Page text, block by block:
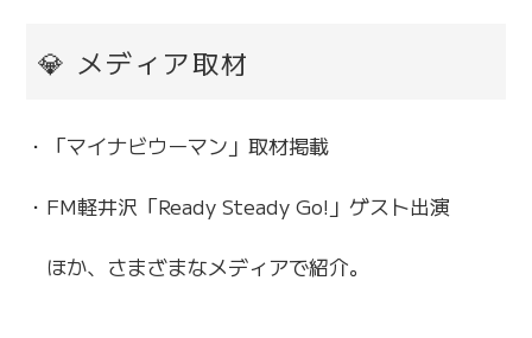
💎 メディア取材
・「マイナビウーマン」取材掲載
・FM軽井沢「Ready Steady Go!」ゲスト出演
ほか、さまざまなメディアで紹介。